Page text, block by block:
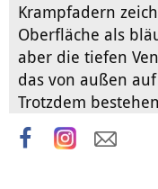
Krampfadern
Oberfläche als
aber die tiefen
das von außen
Trotzdem